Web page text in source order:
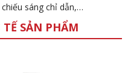
sáng chỉ dẫn,…
SẢN PHẨM